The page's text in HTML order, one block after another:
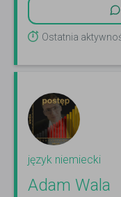
Ostatnia
język niemiecki
Adam Wala